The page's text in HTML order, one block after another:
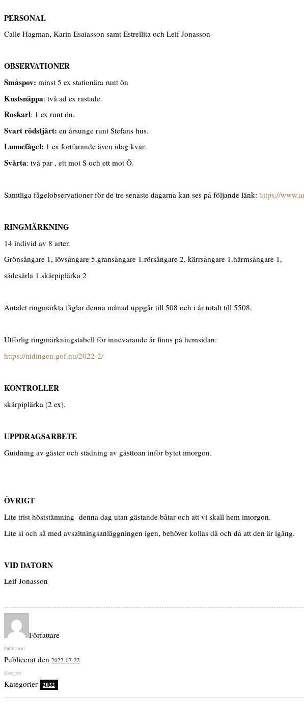
PERSONAL
Calle Hagman, Karin Esaiasson samt Estrellita och Leif Jonasson
OBSERVATIONER
Småspov: minst 5 ex stationära runt ön
Kustsnäppa: två ad ex rastade.
Roskarl: 1 ex runt ön.
Svart rödstjärt: en årsunge runt Stefans hus.
Lunnefågel: 1 ex fortfarande även idag kvar.
Svärta: två par , ett mot S och ett mot Ö.
Samtliga fågelobservationer för de tre senaste dagarna kan ses på följande länk: https://
RINGMÄRKNING
14 individ av 8 arter.
Grönsångare 1, lövsångare 5.gransångare 1.rörsångare 2, kärrsångare 1.härmsångare 1,
sädesärla 1.skärpiplärka 2
Antalet ringmärkta fåglar denna månad uppgår till 508 och i år totalt till 5508.
Utförlig ringmärkningstabell för innevarande år finns på hemsidan:
https://nidingen.gof.nu/2022-2/
KONTROLLER
skärpiplärka (2 ex).
UPPDRAGSARBETE
Guidning av gäster och städning av gästtoan inför bytet imorgon.
ÖVRIGT
Lite trist höststämning denna dag utan gästande båtar och att vi skall hem imorgon.
Lite si och så med avsaltningsanläggningen igen, behöver kollas då och då att den är igång.
VID DATORN
Leif Jonasson
Författare
Publicerat den 2022-07-22
Kategorier 2022